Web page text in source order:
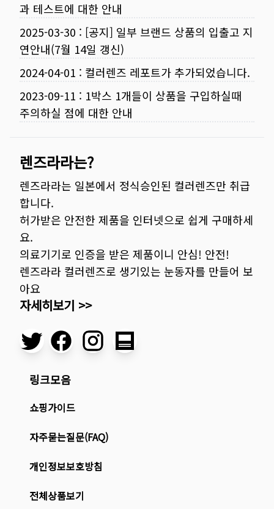
과 테스트에 대한 안내
2025-03-30 : [공지] 일부 브랜드 상품의 입출고 지
연안내(7월 14일 갱신)
2024-04-01 : 컬러렌즈 레포트가 추가되었습니다.
2023-09-11 : 1박스 1개들이 상품을 구입하실때
주의하실 점에 대한 안내
렌즈라라는?
렌즈라라는 일본에서 정식승인된 컬러렌즈만 취급
합니다.
허가받은 안전한 제품을 인터넷으로 쉽게 구매하세
요.
의료기기로 인증을 받은 제품이니 안심! 안전!
렌즈라라 컬러렌즈로 생기있는 눈동자를 만들어 보
아요
자세히보기 >>
링크모음
쇼핑가이드
자주묻는질문(FAQ)
개인정보보호방침
전체상품보기